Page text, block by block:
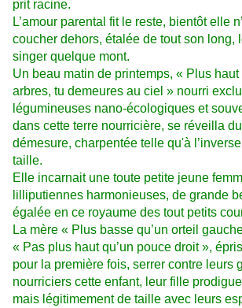
prit racine.
L’amour parental fit le reste, bientôt elle
coucher dehors, étalée de tout son long,
singer quelque mont.
Un beau matin de printemps, « Plus
arbres, tu demeures au ciel » nourri
légumineuses nano-écologiques et
dans cette terre nourricière, se réveilla
démesure, charpentée telle qu'à
taille.
Elle incarnait une toute petite jeune
lilliputiennes harmonieuses, de grande
égalée en ce royaume des tout petits
La mère « Plus basse qu’un orteil
« Pas plus haut qu’un pouce droit »,
pour la première fois, serrer contre leurs
nourriciers cette enfant, leur fille
mais légitimement de taille avec leurs